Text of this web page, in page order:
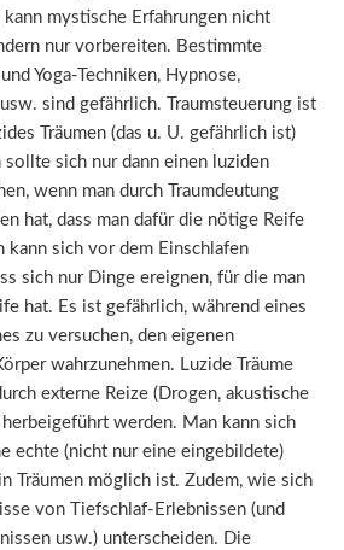
kann mystische Erfahrungen nicht
nur vorbereiten. Bestimmte
Yoga-Techniken, Hypnose,
sind gefährlich. Traumsteuerung ist
Träumen (das u. U. gefährlich ist)
sollte sich nur dann einen luziden
wenn man durch Traumdeutung
hat, dass man dafür die nötige Reife
kann sich vor dem Einschlafen
sich nur Dinge ereignen, für die man
hat. Es ist gefährlich, während eines
zu versuchen, den eigenen
wahrzunehmen. Luzide Träume
externe Reize (Drogen, akustische
werden. Man kann sich
echte (nicht nur eine eingebildete)
Träumen möglich ist. Zudem, wie sich
von Tiefschlaf-Erlebnissen (und
usw.) unterscheiden. Die